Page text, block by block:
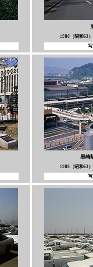
1988（昭和63
黒崎
1988（昭和63